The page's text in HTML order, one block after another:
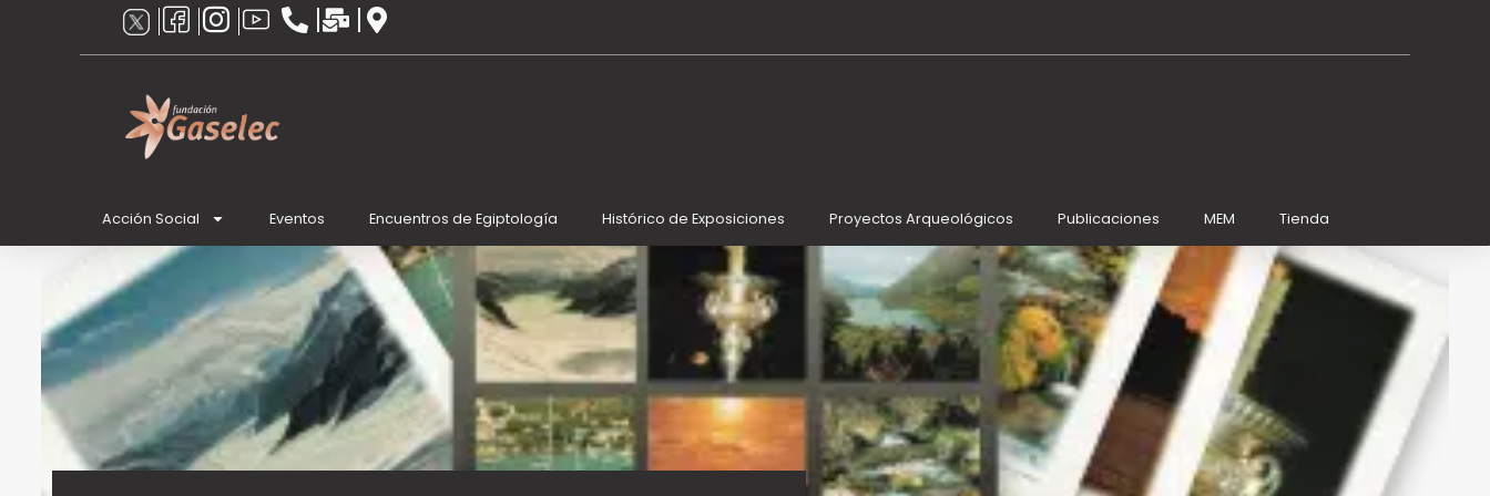
Acción Social Eventos Encuentros de Egiptología Histórico de Exposiciones Proyectos Arqueológicos Publicaciones MEM Tienda